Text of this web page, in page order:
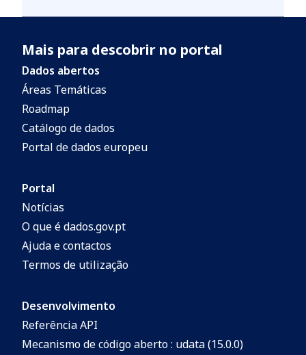
Mais para descobrir no portal
Dados abertos
Áreas Temáticas
Roadmap
Catálogo de dados
Portal de dados europeu
Portal
Notícias
O que é dados.gov.pt
Ajuda e contactos
Termos de utilização
Desenvolvimento
Referência API
Mecanismo de código aberto : udata (15.0.0)